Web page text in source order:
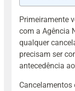
Primeiramente
com a Agência
qualquer
precisam ser
antecedência
Cancelamentos